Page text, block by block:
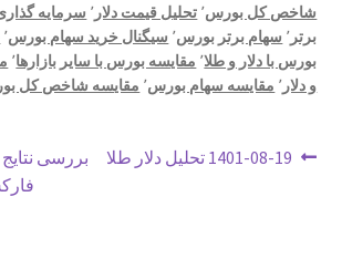
تحلیل های هفتگی بازار ایران
تقویم اقتصادی
شاخص کل بورس٬ تحلیل قیمت دلار ٬ سرمایه
برتر ٬ سهام برتر بورس٬ سیگنال خرید سهام بورس٬
بورس با دلار و طلا٬ مقایسه بورس با سایر بازارها٬
و دلار ٬ مقایسه سهام بورس٬ مقایسه شاخص کل
راهبری
نوشتهٔ
1401-08-19 تحلیل دلار طلا
نوشتهٔ
بررسی
فارکس12-